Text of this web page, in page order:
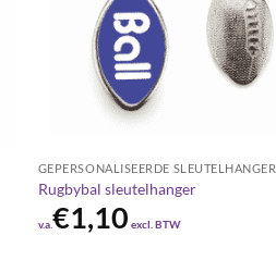
GEPERSONALISEERDE SLEUTELHANGER
Rugbybal sleutelhanger
v.a.€1,10 excl. BTW